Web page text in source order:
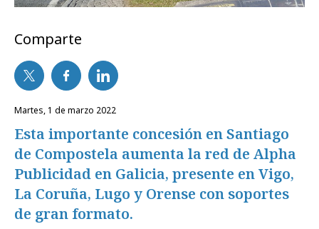
Comparte
martes, 1 de marzo 2022
Esta importante concesión en Santiago
de Compostela aumenta la red de Alpha
Publicidad en Galicia, presente en Vigo,
La Coruña, Lugo y Orense con soportes
de gran formato.